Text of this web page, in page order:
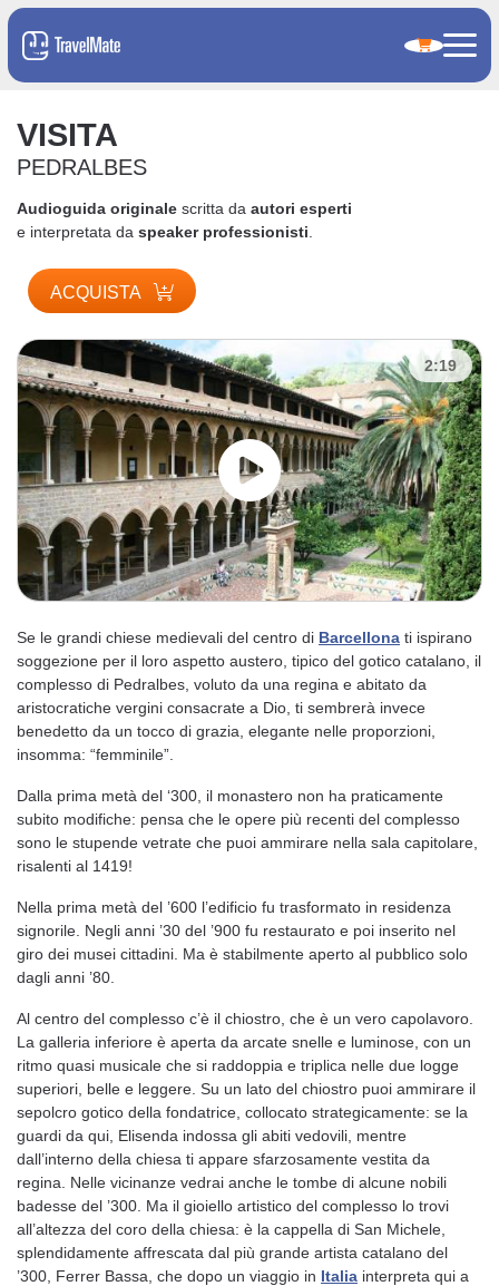
VISITA
PEDRALBES
Audioguida originale scritta da autori esperti
e interpretata da speaker professionisti
ACQUISTA
2:19
Se le grandi chiese medievali del centro di Barcellona ti ispirano
soggezione per il loro aspetto austero, tipico del gotico catalano, il
complesso di Pedralbes, voluto da una regina e abitato da
aristocratiche vergini consacrate a Dio, ti sembrerà invece
benedetto da un tocco di grazia, elegante nelle proporzioni,
insomma: “femminile”.
Dalla prima metà del ‘300, il monastero non ha praticamente
subito modifiche: pensa che le opere più recenti del complesso
sono le stupende vetrate che puoi ammirare nella sala capitolare,
risalenti al 1419!
Nella prima metà del ’600 l’edificio fu trasformato in residenza
signorile. Negli anni ’30 del ’900 fu restaurato e poi inserito nel
giro dei musei cittadini. Ma è stabilmente aperto al pubblico solo
dagli anni ’80.
Al centro del complesso c’è il chiostro, che è un vero capolavoro.
La galleria inferiore è aperta da arcate snelle e luminose, con un
ritmo quasi musicale che si raddoppia e triplica nelle due logge
superiori, belle e leggere. Su un lato del chiostro puoi ammirare il
sepolcro gotico della fondatrice, collocato strategicamente: se la
guardi da qui, Elisenda indossa gli abiti vedovili, mentre
dall’interno della chiesa ti appare sfarzosamente vestita da
regina. Nelle vicinanze vedrai anche le tombe di alcune nobili
badesse del ’300. Ma il gioiello artistico del complesso lo trovi
all’altezza del coro della chiesa: è la cappella di San Michele,
splendidamente affrescata dal più grande artista catalano del
’300, Ferrer Bassa, che dopo un viaggio in Italia interpreta qui a